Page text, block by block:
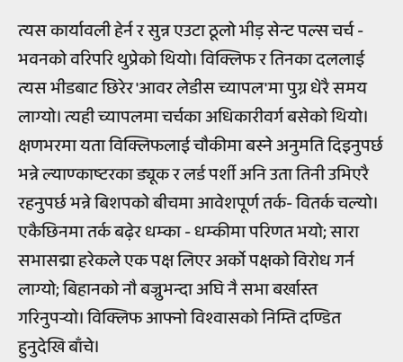
त्यस कार्यावली हेर्न र सुन्न एउटा ठूलो भीड़ सेन्ट पल्स चर्च -
भवनको वरिपरि थुप्रेको थियो। विक्लिफ र तिनका दललाई
त्यस भीडबाट छिरेर 'आवर लेडीस च्यापल'मा पुग्न धेरै समय
लाग्यो। त्यही च्यापलमा चर्चका अधिकारीवर्ग बसेको थियो।
क्षणभरमा यता विक्लिफलाई चौकीमा बस्ने अनुमति दिइनुपर्छ
भन्ने ल्याण्काष्टरका ड्यूक र लर्ड पर्शी अनि उता तिनी उभिएरै
रहनुपर्छ भन्ने बिशपको बीचमा आवेशपूर्ण तर्क- वितर्क चल्यो।
एकैछिनमा तर्क बढ़ेर धम्का - धम्कीमा परिणत भयो; सारा
सभासद्मा हरेकले एक पक्ष लिएर अर्को पक्षको विरोध गर्न
लाग्यो; बिहानको नौ बज्नुभन्दा अघि नै सभा बर्खास्त
गरिनुपर्‍यो। विक्लिफ आफ्नो विश्वासको निम्ति दण्डित
हुनुदेखि बाँचे।